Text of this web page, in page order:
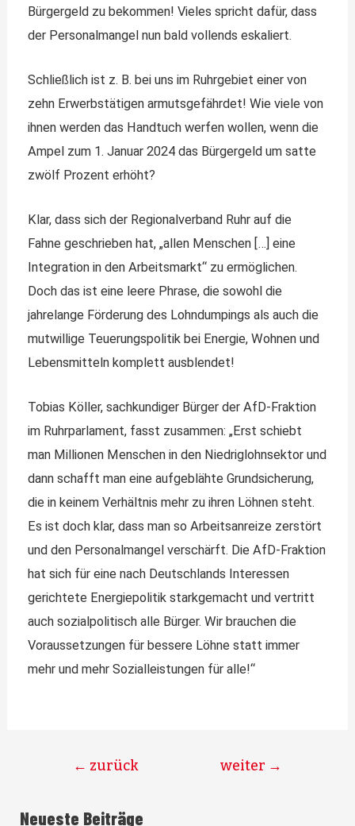
Bürgergeld zu bekommen! Vieles spricht dafür, dass
der Personalmangel nun bald vollends eskaliert.
Schließlich ist z. B. bei uns im Ruhrgebiet einer von
zehn Erwerbstätigen armutsgefährdet! Wie viele von
ihnen werden das Handtuch werfen wollen, wenn die
Ampel zum 1. Januar 2024 das Bürgergeld um satte
zwölf Prozent erhöht?
Klar, dass sich der Regionalverband Ruhr auf die
Fahne geschrieben hat, „allen Menschen […] eine
Integration in den Arbeitsmarkt“ zu ermöglichen.
Doch das ist eine leere Phrase, die sowohl die
jahrelange Förderung des Lohndumpings als auch die
mutwillige Teuerungspolitik bei Energie, Wohnen und
Lebensmitteln komplett ausblendet!
Tobias Köller, sachkundiger Bürger der AfD-Fraktion
im Ruhrparlament, fasst zusammen: „Erst schiebt
man Millionen Menschen in den Niedriglohnsektor und
dann schafft man eine aufgeblähte Grundsicherung,
die in keinem Verhältnis mehr zu ihren Löhnen steht.
Es ist doch klar, dass man so Arbeitsanreize zerstört
und den Personalmangel verschärft. Die AfD-Fraktion
hat sich für eine nach Deutschlands Interessen
gerichtete Energiepolitik starkgemacht und vertritt
auch sozialpolitisch alle Bürger. Wir brauchen die
Voraussetzungen für bessere Löhne statt immer
mehr und mehr Sozialleistungen für alle!“
← zurück weiter →
Neueste Beiträge